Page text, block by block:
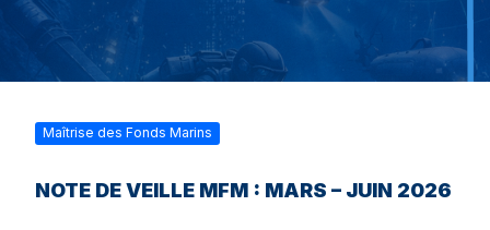
Maîtrise des Fonds Marins
NOTE DE VEILLE MFM : MARS – JUIN 2026